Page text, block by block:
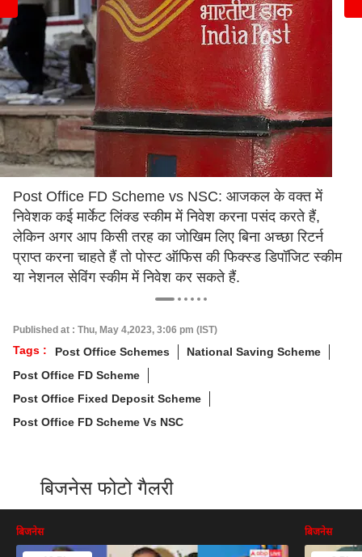
Post Office FD Scheme vs NSC: आजकल के वक्त में
निवेशक कई मार्केट लिंक्ड स्कीम में निवेश करना पसंद करते हैं,
लेकिन अगर आप किसी तरह का जोखिम लिए बिना अच्छा रिटर्न
प्राप्त करना चाहते हैं तो पोस्ट ऑफिस की फिक्स्ड डिपॉजिट स्कीम
या नेशनल सेविंग स्कीम में निवेश कर सकते हैं.
Published at : Thu, May 4,2023, 3:06 pm (IST)
Tags : Post Office Schemes
National Saving Scheme
Post Office FD Scheme
Post Office Fixed Deposit Scheme
Post Office FD Scheme Vs NSC
बिजनेस फोटो गैलरी
बिजनेस बिजनेस